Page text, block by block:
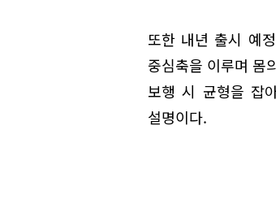
또한 내년 출시 예
중심축을 이루며 몸
보행 시 균형을 잡
설명이다.